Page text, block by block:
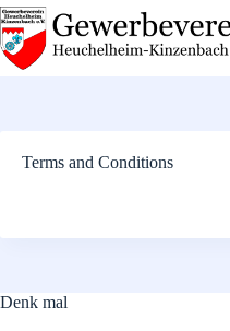
Zum
Inhalt
springen
Terms and Conditions
Denk mal